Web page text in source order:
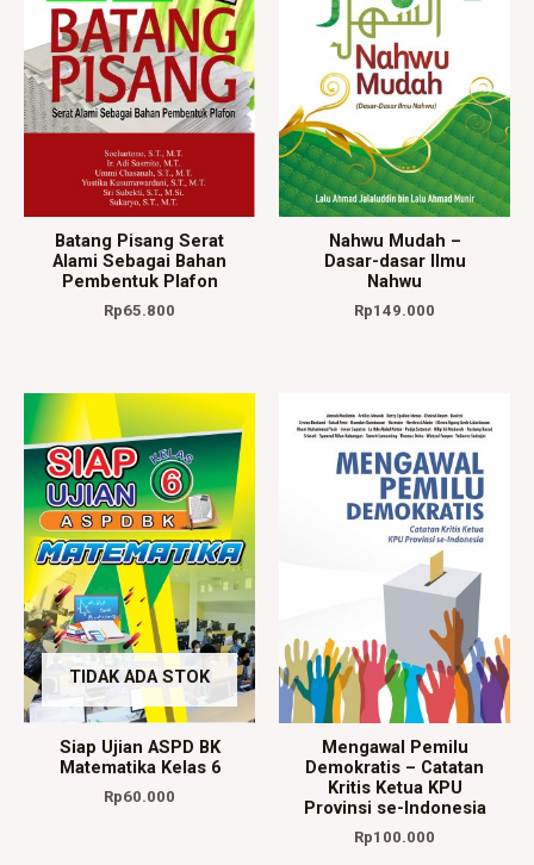
Batang Pisang Serat
Alami Sebagai Bahan
Pembentuk Plafon
Rp65.800
Nahwu Mudah –
Dasar-dasar Ilmu
Nahwu
Rp149.000
TIDAK ADA STOK
Siap Ujian ASPD BK
Matematika Kelas 6
Rp60.000
Mengawal Pemilu
Demokratis – Catatan
Kritis Ketua KPU
Provinsi se-Indonesia
Rp100.000